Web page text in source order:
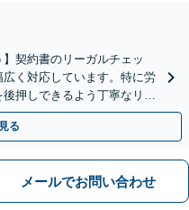
契約書のリーガルチェッ
く対応しています。特に労
押しできるよう丁寧なリー
る
メールでお問い合わせ